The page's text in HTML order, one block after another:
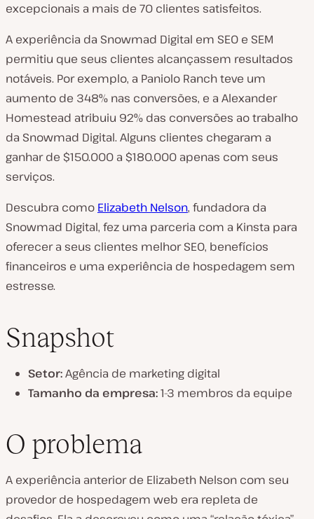
excepcionais a mais de 70 clientes satisfeitos.
A experiência da Snowmad Digital em SEO e SEM
permitiu que seus clientes alcançassem resultados
notáveis. Por exemplo, a Paniolo Ranch teve um
aumento de 348% nas conversões, e a Alexander
Homestead atribuiu 92% das conversões ao trabalho
da Snowmad Digital. Alguns clientes chegaram a
ganhar de $150.000 a $180.000 apenas com seus
serviços.
Descubra como Elizabeth Nelson, fundadora da
Snowmad Digital, fez uma parceria com a Kinsta para
oferecer a seus clientes melhor SEO, benefícios
financeiros e uma experiência de hospedagem sem
estresse.
Snapshot
Setor:Agência de marketing digital
Tamanho da empresa:1-3 membros da equipe
O problema
A experiência anterior de Elizabeth Nelson com seu
provedor de hospedagem web era repleta de